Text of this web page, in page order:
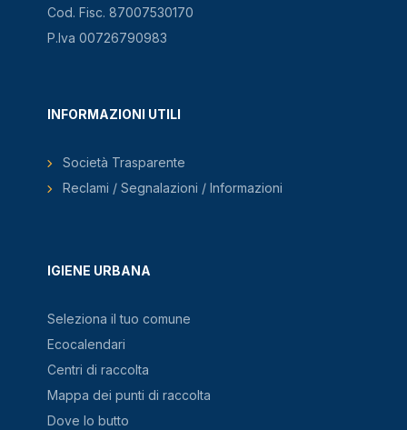
Cod. Fisc. 87007530170
P.Iva 00726790983
IGIENE URBANA
Seleziona il tuo comune
Ecocalendari
Centri di raccolta
Mappa dei punti di raccolta
Dove lo butto
INFORMAZIONI UTILI
Società Trasparente
Reclami / Segnalazioni / Informazioni